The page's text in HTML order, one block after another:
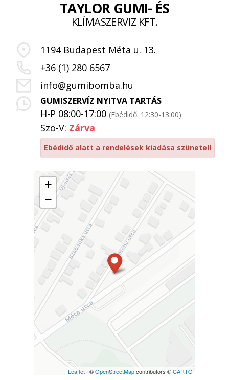
+
−
Leaflet| ©OpenStreetMapcontributors ©CARTO
TAYLOR GUMI- ÉS
KLÍMASZERVIZ KFT.
1194 Budapest Méta u. 13.
+36 (1) 280 6567
info@gumibomba.hu
GUMISZERVÍZ NYITVA TARTÁS
H-P 08:00-17:00 (Ebédidő: 12:30-13:00)
Szo-V: Zárva
Ebédidő alatt a rendelések kiadása szünetel!